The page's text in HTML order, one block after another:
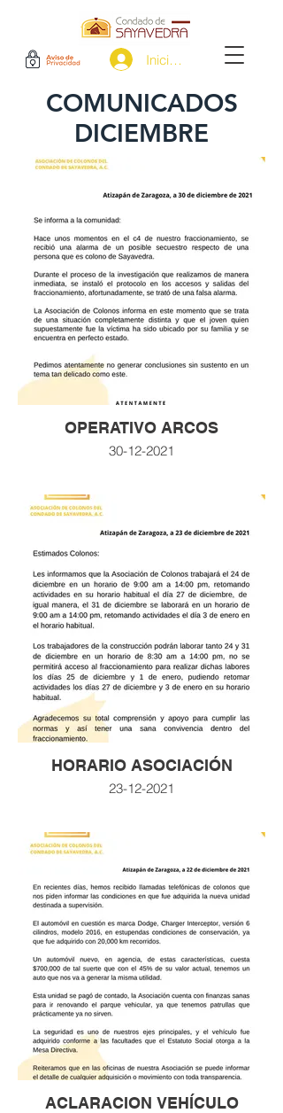
Iniciar sesión
COMUNICADOS
DICIEMBRE
OPERATIVO ARCOS
30-12-2021
HORARIO ASOCIACIÓN
23-12-2021
ACLARACION VEHÍCULO